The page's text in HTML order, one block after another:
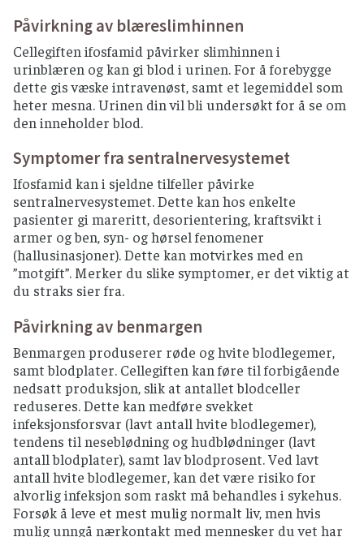
Påvirkning av blæreslimhinnen
Cellegiften ifosfamid påvirker slimhinnen i
urinblæren og kan gi blod i urinen. For å forebygge
dette gis væske intravenøst, samt et legemiddel som
heter mesna. Urinen din vil bli undersøkt for å se om
den inneholder blod.
Symptomer fra sentralnervesystemet
Ifosfamid kan i sjeldne tilfeller påvirke
sentralnervesystemet. Dette kan hos enkelte
pasienter gi mareritt, desorientering, kraftsvikt i
armer og ben, syn- og hørsel fenomener
(hallusinasjoner). Dette kan motvirkes med en
”motgift”. Merker du slike symptomer, er det viktig at
du straks sier fra.
Påvirkning av benmargen
Benmargen produserer røde og hvite blodlegemer,
samt blodplater. Cellegiften kan føre til forbigående
nedsatt produksjon, slik at antallet blodceller
reduseres. Dette kan medføre svekket
infeksjonsforsvar (lavt antall hvite blodlegemer),
tendens til neseblødning og hudblødninger (lavt
antall blodplater), samt lav blodprosent. Ved lavt
antall hvite blodlegemer, kan det være risiko for
alvorlig infeksjon som raskt må behandles i sykehus.
Forsøk å leve et mest mulig normalt liv, men hvis
mulig unngå nærkontakt med mennesker du vet har